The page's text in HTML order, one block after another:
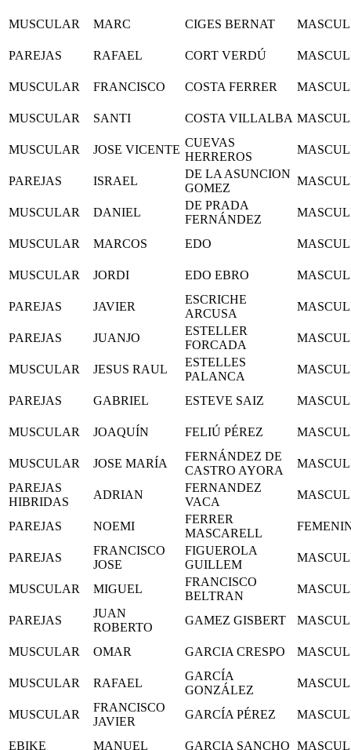
MUSCULAR MARC CIGES BERNAT
PAREJAS RAFAEL CORT VERDÚ
MUSCULAR FRANCISCO COSTA FERRER
MUSCULAR SANTI COSTA VILLALBA
MUSCULAR JOSE VICENTE
CUEVAS
HERREROS
PAREJAS ISRAEL
DE LA ASUNCION
GOMEZ
MUSCULAR DANIEL
DE PRADA
FERNÁNDEZ
MUSCULAR MARCOS EDO
MUSCULAR JORDI EDO EBRO
PAREJAS JAVIER
ESCRICHE
ARCUSA
PAREJAS JUANJO
ESTELLER
FORCADA
MUSCULAR JESUS RAUL
ESTELLES
PALANCA
PAREJAS GABRIEL ESTEVE SAIZ
MUSCULAR JOAQUÍN FELIÚ PÉREZ
MUSCULAR JOSE MARÍA
FERNÁNDEZ DE
CASTRO AYORA
PAREJAS
HIBRIDAS
ADRIAN
FERNANDEZ
VACA
PAREJAS NOEMI
FERRER
MASCARELL
PAREJAS
FRANCISCO
JOSE
FIGUEROLA
GUILLEM
MUSCULAR MIGUEL
FRANCISCO
BELTRAN
PAREJAS
JUAN
ROBERTO
GAMEZ GISBERT
MUSCULAR OMAR GARCIA CRESPO
MUSCULAR RAFAEL
GARCÍA
GONZÁLEZ
MUSCULAR
FRANCISCO
JAVIER
GARCÍA PÉREZ
EBIKE MANUEL GARCIA SANCHO